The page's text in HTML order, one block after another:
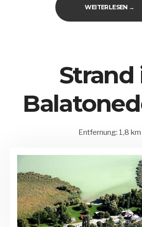
WEITERLESEN →
Strand
15.
2020
by
Admin
Entfernung: 1,8 km